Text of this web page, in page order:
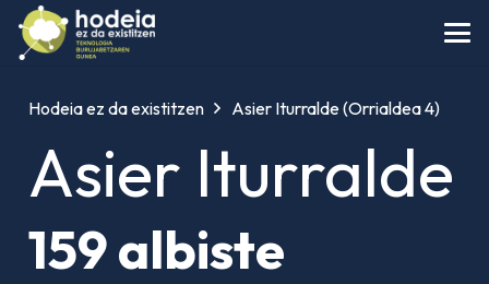
Hodeia ez da existitzen Asier Iturralde(Orrialdea 4)
Asier Iturralde
159 albiste